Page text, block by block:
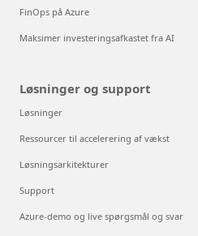
FinOps på Azure
Maksimer investeringsafkastet fra AI
Løsninger og support
Løsninger
Ressourcer til accelerering af vækst
Løsningsarkitekturer
Support
Azure-demo og live spørgsmål og svar